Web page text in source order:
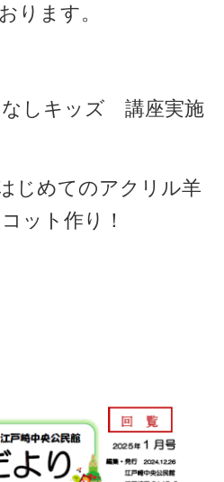
ります。
なしキッズ 講座実施
じめてのアクリル羊
ット作り！